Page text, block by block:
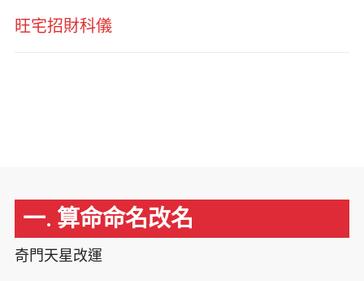
旺宅招財科儀
一. 算命命名改名
奇門天星改運